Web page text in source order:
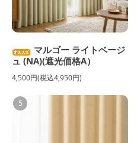
マルゴー ライトベージ
ュ (NA)(遮光価格A）
4,500円(税込4,950円)
5